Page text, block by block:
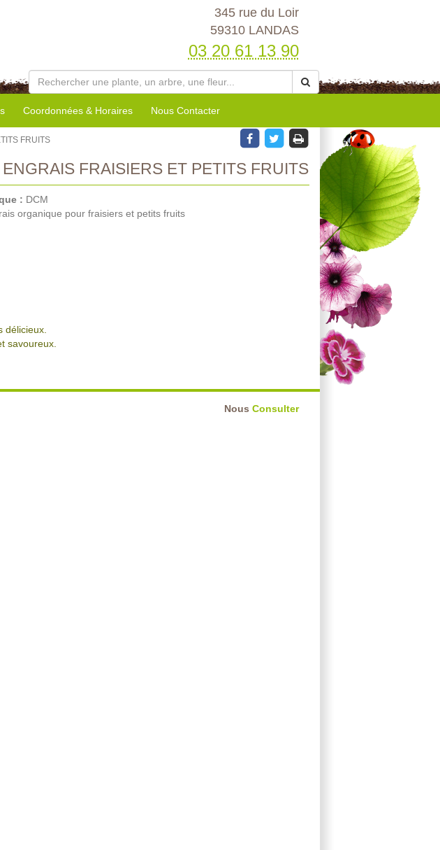
345 rue du Loir
59310 LANDAS
03 20 61 13 90
Coordonnées & Horaires Nous Contacter
FRUITS
ENGRAIS FRAISIERS ET PETITS FRUITS
: DCM
organique pour fraisiers et petits fruits
délicieux.
savoureux.
Nous Consulter